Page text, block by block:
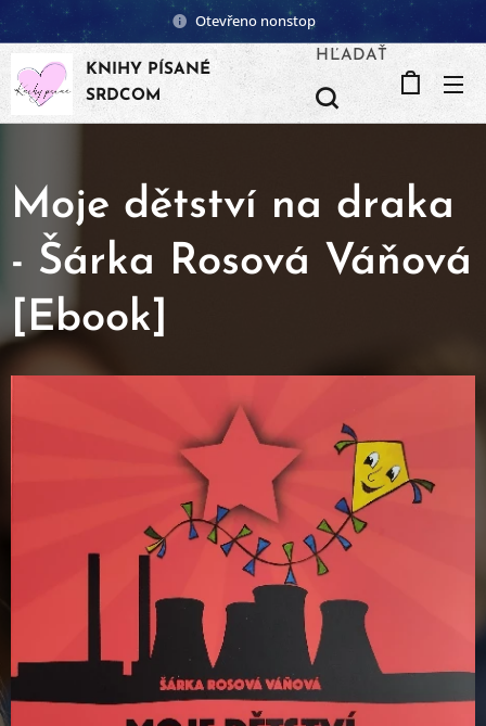
Otevřeno nonstop
KNIHY PÍSANÉ
SRDCOM
HĽADAŤ
Moje dětství na draka
- Šárka Rosová Váňová
[Ebook]